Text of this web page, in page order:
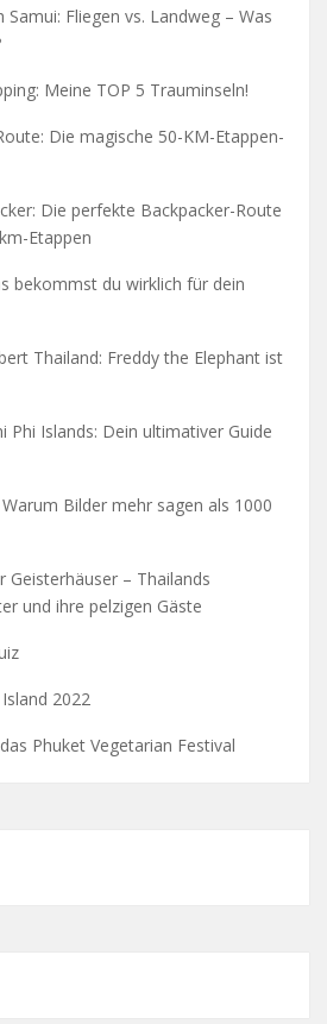
Samui: Fliegen vs. Landweg – Was
Meine TOP 5 Trauminseln!
Die magische 50-KM-Etappen-
Die perfekte Backpacker-Route
Etappen
bekommst du wirklich für dein
Thailand: Freddy the Elephant ist
Phi Islands: Dein ultimativer Guide
Bilder mehr sagen als 1000
Geisterhäuser – Thailands
und ihre pelzigen Gäste
2022
Phuket Vegetarian Festival